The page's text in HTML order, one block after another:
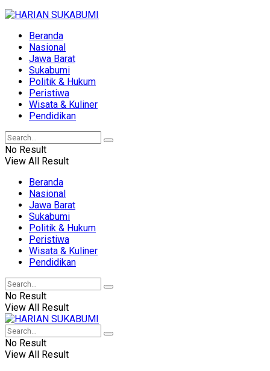
Beranda
Nasional
Jawa Barat
Sukabumi
Politik & Hukum
Peristiwa
Wisata & Kuliner
Pendidikan
No Result
View All Result
Beranda
Nasional
Jawa Barat
Sukabumi
Politik & Hukum
Peristiwa
Wisata & Kuliner
Pendidikan
No Result
View All Result
No Result
View All Result